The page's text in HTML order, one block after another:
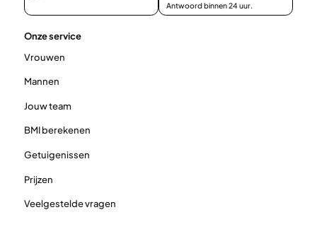
Antwoord binnen 24 uur.
Onze service
Vrouwen
Mannen
Jouw team
BMI berekenen
Getuigenissen
Prijzen
Veelgestelde vragen